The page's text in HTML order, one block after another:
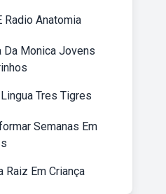
Radio Anatomia
Da Monica Jovens
Tres Tigres
Semanas Em
Raiz Em Criança